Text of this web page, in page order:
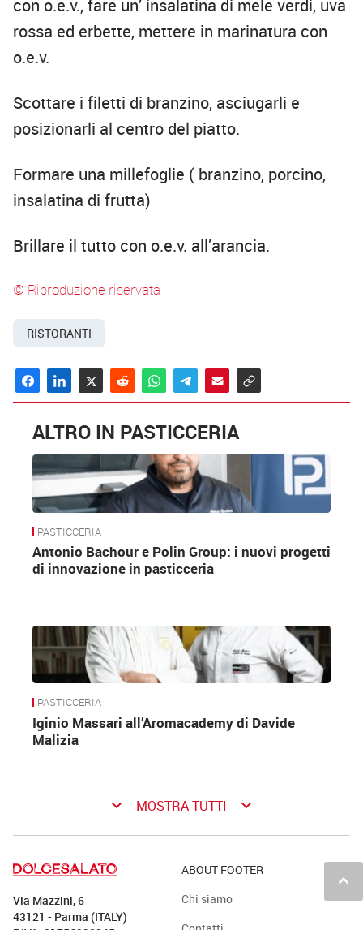
con o.e.v., fare un’ insalatina di mele verdi, uva
rossa ed erbette, mettere in marinatura con
o.e.v.
Scottare i filetti di branzino, asciugarli e
posizionarli al centro del piatto.
Formare una millefoglie ( branzino, porcino,
insalatina di frutta)
Brillare il tutto con o.e.v. all’arancia.
© Riproduzione riservata
RISTORANTI
ALTRO IN PASTICCERIA
PASTICCERIA
Antonio Bachour e Polin Group: i nuovi progetti
di innovazione in pasticceria
PASTICCERIA
Iginio Massari all’Aromacademy di Davide
Malizia
keyboard_arrow_down MOSTRA TUTTI keyboard_arrow_down
keyboard_arrow_up
Via Mazzini, 6
43121 - Parma (ITALY)
ABOUT FOOTER
Chi siamo